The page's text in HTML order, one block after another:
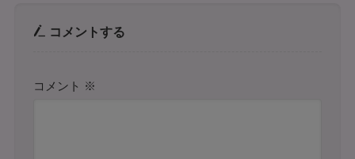
コメントする
コメント ※